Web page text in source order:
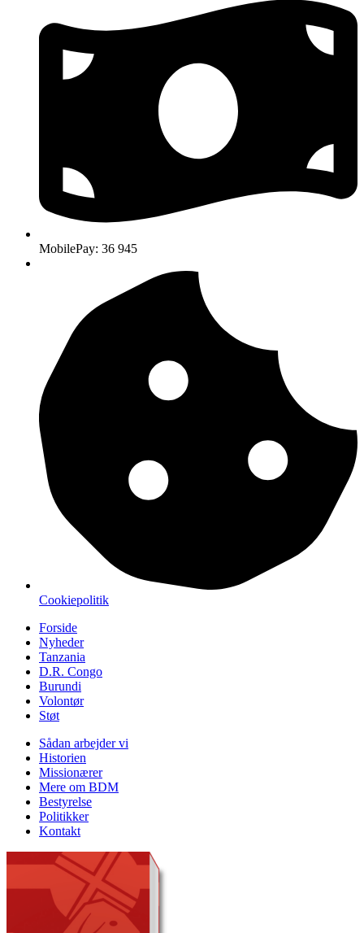
MobilePay: 36 945
Cookiepolitik
Forside
Nyheder
Tanzania
D.R. Congo
Burundi
Volontør
Støt
Sådan arbejder vi
Historien
Missionærer
Mere om BDM
Bestyrelse
Politikker
Kontakt